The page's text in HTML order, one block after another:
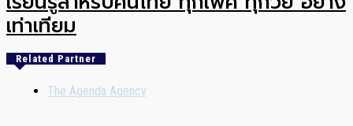
เท่าเทียม
Related Partner
The Agenda Agency